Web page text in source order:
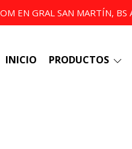
EN GRAL SAN MARTÍN, BS
INICIO PRODUCTOS